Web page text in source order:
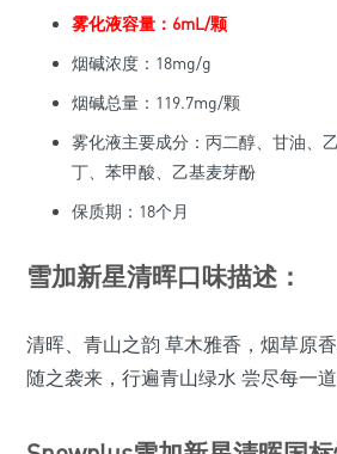
雾化液容量：6mL/颗
烟碱浓度：18mg/g
烟碱总量：119.7mg/颗
雾化液主要成分：丙二醇、甘油、
丁、苯甲酸、乙基麦芽酚
保质期：18个月
雪加新星清晖口味描述：
清晖、青山之韵 草木雅香，烟草原
随之袭来，行遍青山绿水 尝尽每一